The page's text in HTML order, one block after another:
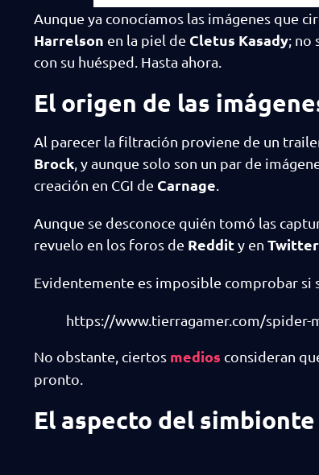
Aunque ya conocíamos las imágenes que
Harrelson en la piel de Cletus Kasady; no
con su huésped. Hasta ahora.
El origen de las
Al parecer la filtración proviene de un
Brock , y aunque solo son un par de
creación en CGI de Carnage
Aunque se desconoce quién tomó las
revuelo en los foros de Reddity en Twitter
Evidentemente es imposible comprobar si
https://www.tierragamer.com/spider-
No obstante, ciertos medios consideran
pronto.
El aspecto del